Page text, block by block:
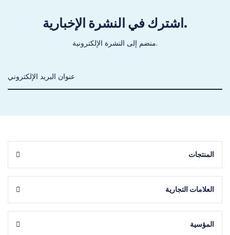
اشترك في النشرة الإخبارية.
منضم إلى النشرة الإلكترونية.
المنتجات
العلامات التجارية
المؤسية